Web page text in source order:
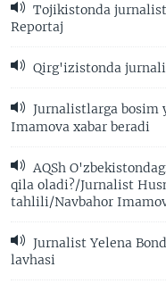
Tojikistonda
Reportaj
Qirg'izistonda
Jurnalistlarga bosim
Imamova xabar beradi
AQSh
qila oladi?/Jurnalist
tahlili/Navbahor
Jurnalist Yelena
lavhasi